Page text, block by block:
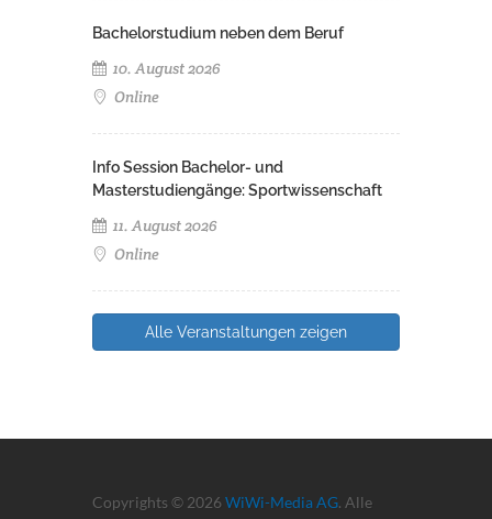
Bachelorstudium neben dem Beruf
10. August 2026
Online
Info Session Bachelor- und
Masterstudiengänge: Sportwissenschaft
11. August 2026
Online
Alle Veranstaltungen zeigen
Copyrights © 2026 WiWi-Media AG. Alle